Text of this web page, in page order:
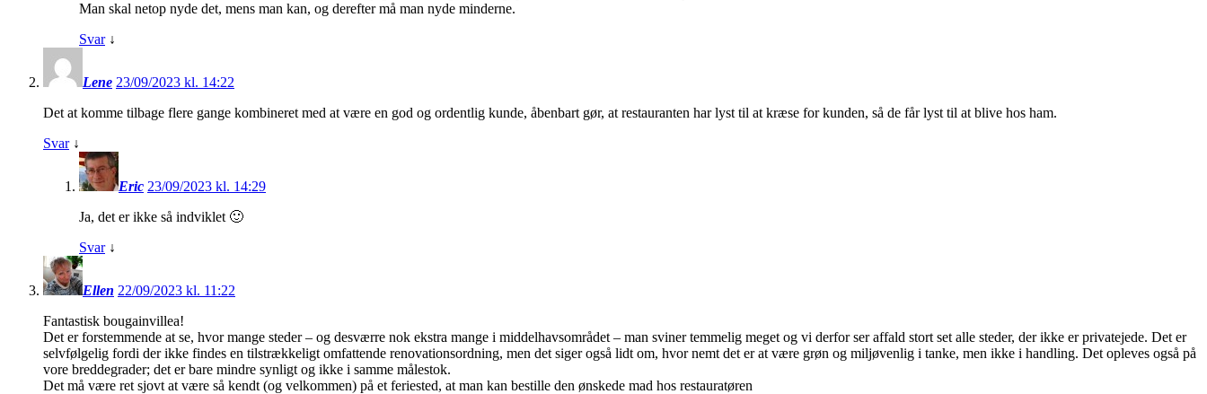
Man skal netop nyde det, mens man kan, og derefter må man nyde minderne.
Svar ↓
Lene 23/09/2023 kl. 14:22
Det at komme tilbage flere gange kombineret med at være en god og ordentlig kunde, åbenbart gør, at restauranten har lyst til at kræse for kunden, så de får lyst til at blive hos ham.
Svar ↓
Eric 23/09/2023 kl. 14:29
Ja, det er ikke så indviklet 🙂
Svar ↓
Ellen 22/09/2023 kl. 11:22
Fantastisk bougainvillea!
Det er forstemmende at se, hvor mange steder – og desværre nok ekstra mange i middelhavsområdet – man sviner temmelig meget og vi derfor ser affald stort set alle steder, der ikke er privatejede. Det er
selvfølgelig fordi der ikke findes en tilstrækkeligt omfattende renovationsordning, men det siger også lidt om, hvor nemt det er at være grøn og miljøvenlig i tanke, men ikke i handling. Det opleves også på
vore breddegrader; det er bare mindre synligt og ikke i samme målestok.
Det må være ret sjovt at være så kendt (og velkommen) på et feriested, at man kan bestille den ønskede mad hos restauratøren